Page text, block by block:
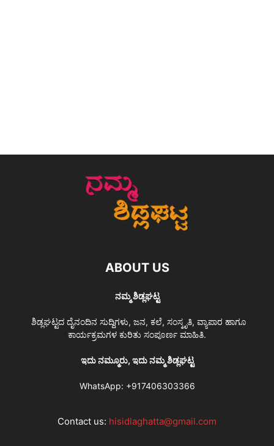
ABOUT US
ನಮ್ಮ ಶಿಡ್ಲಘಟ್ಟ
ಶಿಡ್ಲಘಟ್ಟದ ದೈನಂದಿನ ಸುದ್ದಿಗಳು, ಜನ, ಕಲೆ, ಸಂಸ್ಕೃತಿ, ವ್ಯಾಪಾರ ಹಾಗೂ
ಕಾರ್ಯಕ್ರಮಗಳ ಕುರಿತು ಸಂಪೂರ್ಣ ಮಾಹಿತಿ.
ಇದು ನಮ್ಮೂರು, ಇದು ನಮ್ಮ ಶಿಡ್ಲಘಟ್ಟ
WhatsApp: +917406303366
Contact us: hisidlaghatta@gmail.com